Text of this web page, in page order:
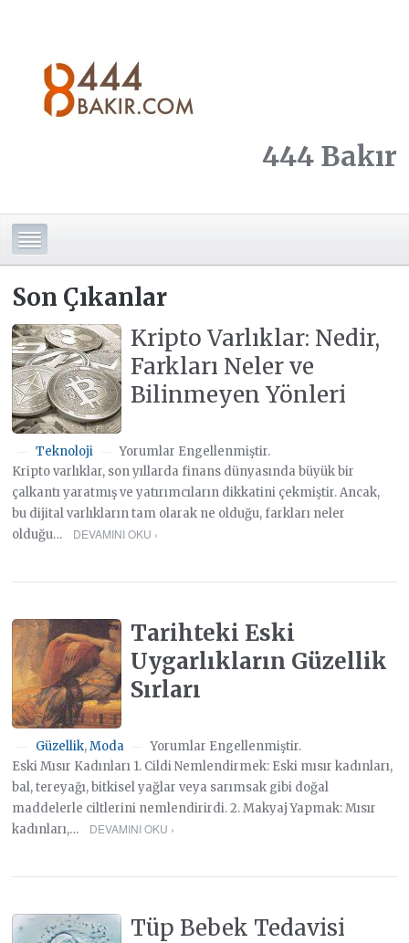
444 Bakır
Son Çıkanlar
Kripto Varlıklar: Nedir,
Farkları Neler ve
Bilinmeyen Yönleri
Teknoloji
Yorumlar Engellenmiştir.
Kripto varlıklar, son yıllarda finans dünyasında büyük bir
çalkantı yaratmış ve yatırımcıların dikkatini çekmiştir. Ancak,
bu dijital varlıkların tam olarak ne olduğu, farkları neler
olduğu…
DEVAMINI OKU ›
Tarihteki Eski
Uygarlıkların Güzellik
Sırları
Güzellik,Moda
Yorumlar Engellenmiştir.
Eski Mısır Kadınları 1. Cildi Nemlendirmek: Eski mısır kadınları,
bal, tereyağı, bitkisel yağlar veya sarımsak gibi doğal
maddelerle ciltlerini nemlendirirdi. 2. Makyaj Yapmak: Mısır
kadınları,…
DEVAMINI OKU ›
Tüp Bebek Tedavisi